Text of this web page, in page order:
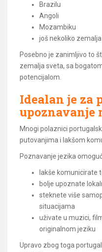
Brazilu
Angoli
Mozambiku
još nekoliko
Posebno je zanimljivo to
zemalja sveta, sa
potencijalom.
Idealan je za
Mnogi polaznici
putovanjima i lakšom
Poznavanje jezika
lakše komunicirate
bolje upoznate
steknete više
situacijama
uživate u muzici,
originalnom jeziku
Upravo zbog toga